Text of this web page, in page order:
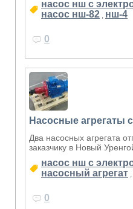
насос нш с
насос нш-82 , нш-4
0
Насосные агрегаты
Два насосных агрегата
заказчику в Новый
насос нш с
насосный агрегат ,
0